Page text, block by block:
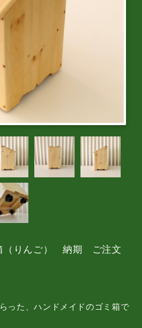
（りんご） 納期 ご注文
った、ハンドメイドのゴミ箱で